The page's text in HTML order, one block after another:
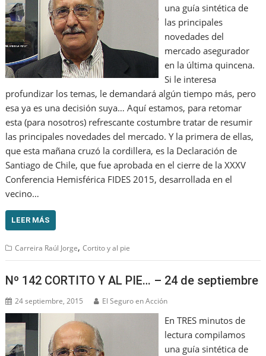
una guía sintética de
las principales
novedades del
mercado asegurador
en la última quincena.
Si le interesa
profundizar los temas, le demandará algún tiempo más, pero
esa ya es una decisión suya… Aquí estamos, para retomar
esta (para nosotros) refrescante costumbre tratar de resumir
las principales novedades del mercado. Y la primera de ellas,
que esta mañana cruzó la cordillera, es la Declaración de
Santiago de Chile, que fue aprobada en el cierre de la XXXV
Conferencia Hemisférica FIDES 2015, desarrollada en el
vecino…
LEER MÁS
Carreira Raúl Jorge,Cortito y al pie
Nº 142 CORTITO Y AL PIE… – 24 de septiembre
24 septiembre, 2015 El Seguro en Acción
En TRES minutos de
lectura compilamos
una guía sintética de